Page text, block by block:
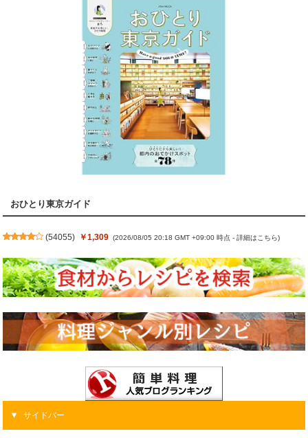
おひとり東京ガイド
(54055) ￥1,309 (2026/08/05 20:18 GMT +09:00 時点 -詳細はこちら)
サイドバー